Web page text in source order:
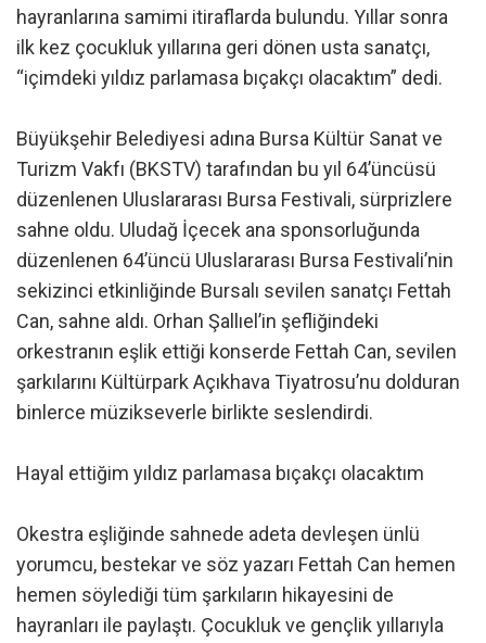
hayranlarına samimi itiraflarda bulundu. Yıllar sonra
ilk kez çocukluk yıllarına geri dönen usta sanatçı,
“içimdeki yıldız parlamasa bıçakçı olacaktım” dedi.
Büyükşehir Belediyesi adına Bursa Kültür Sanat ve
Turizm Vakfı (BKSTV) tarafından bu yıl 64’üncüsü
düzenlenen Uluslararası Bursa Festivali, sürprizlere
sahne oldu. Uludağ İçecek ana sponsorluğunda
düzenlenen 64’üncü Uluslararası Bursa Festivali’nin
sekizinci etkinliğinde Bursalı sevilen sanatçı Fettah
Can, sahne aldı. Orhan Şallıel’in şefliğindeki
orkestranın eşlik ettiği konserde Fettah Can, sevilen
şarkılarını Kültürpark Açıkhava Tiyatrosu’nu dolduran
binlerce müzikseverle birlikte seslendirdi.
Hayal ettiğim yıldız parlamasa bıçakçı olacaktım
Okestra eşliğinde sahnede adeta devleşen ünlü
yorumcu, bestekar ve söz yazarı Fettah Can hemen
hemen söylediği tüm şarkıların hikayesini de
hayranları ile paylaştı. Çocukluk ve gençlik yıllarıyla